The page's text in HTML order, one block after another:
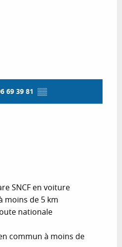
69 39 81 ▒▒
SNCF en voiture
moins de 5 km
nationale
commun à moins de